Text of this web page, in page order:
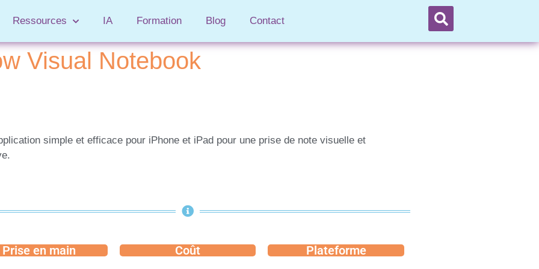
Ressources IA Formation Blog Contact
Visual Notebook
simple et efficace pour iPhone et iPad pour une prise de note visuelle et
Prise en main Coût Plateforme